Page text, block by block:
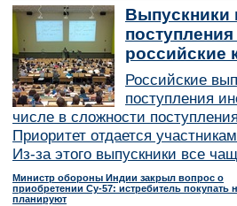
Выпускники
российские
Российские
поступления
числе в сложности
Приоритет отдается
Из-за этого выпускники все
Министр обороны Индии закрыл вопрос о
приобретении Су-57: истребитель покупать
планируют